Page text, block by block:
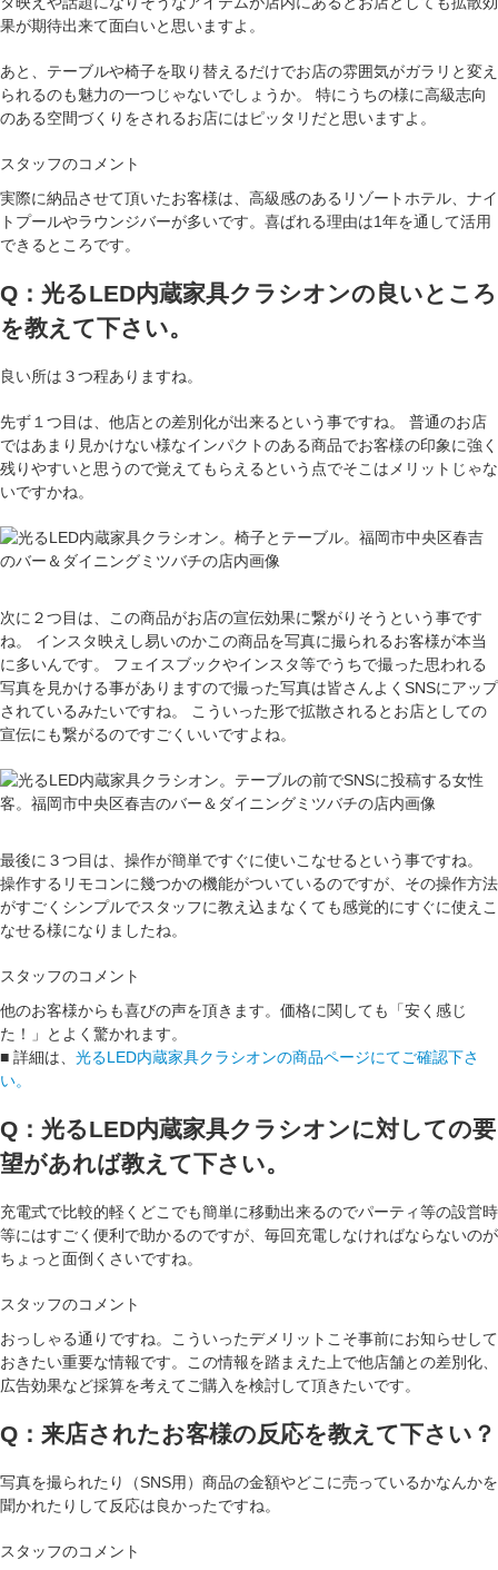
果が期待出来て面白いと思いますよ。
あと、テーブルや椅子を取り替えるだけでお店の雰囲気がガラリと変え
られるのも魅力の一つじゃないでしょうか。 特にうちの様に高級志向
のある空間づくりをされるお店にはピッタリだと思いますよ。
スタッフのコメント
実際に納品させて頂いたお客様は、高級感のあるリゾートホテル、ナイ
トプールやラウンジバーが多いです。喜ばれる理由は1年を通して活用
できるところです。
Q：光るLED内蔵家具クラシオンの良いところ
を教えて下さい。
良い所は３つ程ありますね。
先ず１つ目は、他店との差別化が出来るという事ですね。 普通のお店
ではあまり見かけない様なインパクトのある商品でお客様の印象に強く
残りやすいと思うので覚えてもらえるという点でそこはメリットじゃな
いですかね。
次に２つ目は、この商品がお店の宣伝効果に繋がりそうという事です
ね。 インスタ映えし易いのかこの商品を写真に撮られるお客様が本当
に多いんです。 フェイスブックやインスタ等でうちで撮った思われる
写真を見かける事がありますので撮った写真は皆さんよくSNSにアップ
されているみたいですね。 こういった形で拡散されるとお店としての
宣伝にも繋がるのですごくいいですよね。
最後に３つ目は、操作が簡単ですぐに使いこなせるという事ですね。
操作するリモコンに幾つかの機能がついているのですが、その操作方法
がすごくシンプルでスタッフに教え込まなくても感覚的にすぐに使えこ
なせる様になりましたね。
スタッフのコメント
他のお客様からも喜びの声を頂きます。価格に関しても「安く感じ
た！」とよく驚かれます。
■ 詳細は、 光るLED内蔵家具クラシオンの商品ページにてご確認下さ
い。
Q：光るLED内蔵家具クラシオンに対しての要
望があれば教えて下さい。
充電式で比較的軽くどこでも簡単に移動出来るのでパーティ等の設営時
等にはすごく便利で助かるのですが、毎回充電しなければならないのが
ちょっと面倒くさいですね。
スタッフのコメント
おっしゃる通りですね。こういったデメリットこそ事前にお知らせして
おきたい重要な情報です。この情報を踏まえた上で他店舗との差別化、
広告効果など採算を考えてご購入を検討して頂きたいです。
Q：来店されたお客様の反応を教えて下さい？
写真を撮られたり（SNS用）商品の金額やどこに売っているかなんかを
聞かれたりして反応は良かったですね。
スタッフのコメント